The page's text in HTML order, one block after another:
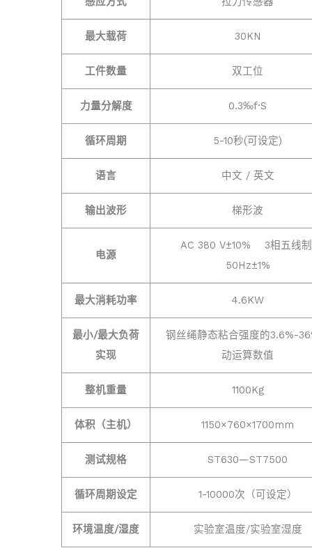
最大载荷 30KN
工件数量 双工位
力量分解度 0.3‰f·S
循环周期 5-10秒(可设定)
语言 中文 / 英文
输出波形 梯形波
电源
AC 380 V±10% 3相五线
50Hz±1%
最大消耗功率 4.6KW
最小/最大负荷
实现
钢丝绳静态粘合强度的3.6%-
动运算数值
整机重量 1100Kg
体积（主机） 1150×760×1700mm
测试规格 ST630—ST7500
循环周期设定 1-10000次（可设定）
环境温度/湿度 实验室温度/实验室湿度